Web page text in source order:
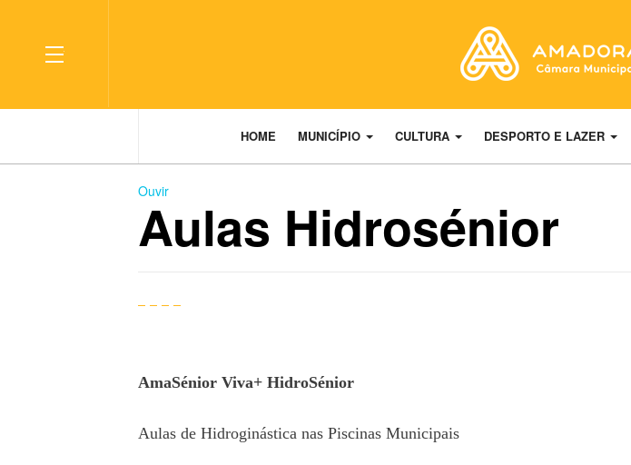
OFF CANVAS
HOME MUNICÍPIO CULTURA DESPORTO E LAZER
Ouvir
Aulas Hidrosénior
AmaSénior Viva+ HidroSénior
Aulas de Hidroginástica nas Piscinas Municipais